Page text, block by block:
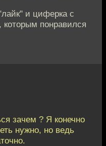
и циферка с
которым понравился
зачем ? Я конечно
нужно, но ведь